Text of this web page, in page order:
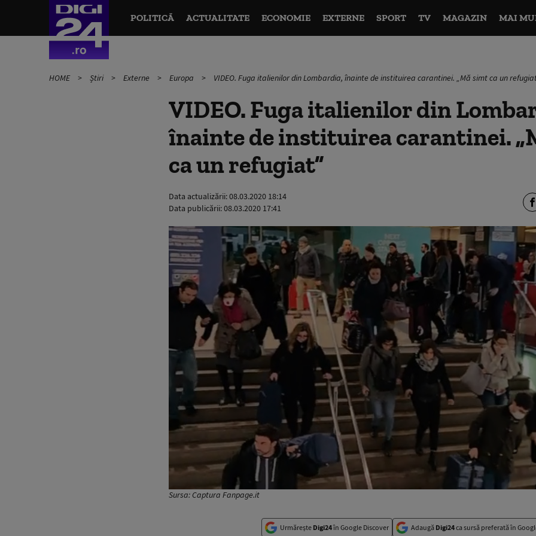
POLITICĂ ACTUALITATE ECONOMIE EXTERNE SPORT TV MAGAZIN MAI
HOME Știri Externe Europa VIDEO. Fuga italienilor din Lombardia, înainte de instituirea carantinei. „Mă simt ca un
VIDEO. Fuga italienilor din
înainte de instituirea carantinei.
ca un refugiat”
Data actualizării:08.03.2020 18:14
Data publicării:08.03.2020 17:41
Sursa: Captura Fanpage.it
Urmărește Digi24în Google Discover Adaugă Digi24ca sursă preferată în